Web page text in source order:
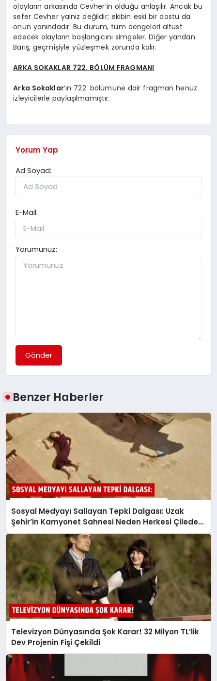
olayların arkasında Cevher’in olduğu anlaşılır. Ancak bu
sefer Cevher yalnız değildir; ekibin eski bir dostu da
onun yanındadır. Bu durum, tüm dengeleri altüst
edecek olayların başlangıcını simgeler. Diğer yandan
Barış, geçmişiyle yüzleşmek zorunda kalır.
ARKA SOKAKLAR 722. BÖLÜM FRAGMANI
Arka Sokaklar‘ın 722. bölümüne dair fragman henüz
izleyicilerle paylaşılmamıştır.
Yorum Yap
Ad Soyad:
E-Mail:
Yorumunuz:
Gönder
Benzer Haberler
Sosyal Medyayı Sallayan Tepki Dalgası: Uzak
Şehir’in Kamyonet Sahnesi Neden Herkesi Çileden
Çıkardı?
Televizyon Dünyasında Şok Karar! 32 Milyon TL’lik
Dev Projenin Fişi Çekildi